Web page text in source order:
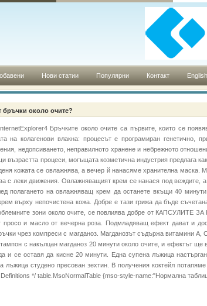
Нови статии Популярни Контакт English
бръчки около очите?
Бръчките около очите са първите, които се
на колагенови влакна: процесът е програмиран генетично,
недопсиването, неправилното хранене и небрежното
възрастта процеси, могъщата козметична индустрия предлага
кожата се овлажнява, а вечер й нанасяме хранителна маска.
с леки движения. Овлажняващият крем се нанася под веждите,
полагането на овлажняващ крем да останете вкъщи 40
върху непочистена кожа. Добре е тази грижа да бъде
зони около очите, се повлиява добре от КАПСУЛИТЕ
просо и масло от вечерна роза. Подмладяващ ефект дават и
чрез компреси с магданоз. Магданозът съдържа витамини
с накълцан магданоз 20 минути около очите, и ефектът ще
и се оставя да кисне 20 минути. Една супена лъжица
лъжица студено пресован зехтин. В получения коктейл
*/ table.MsoNormalTable {mso-style-name:"Нормална